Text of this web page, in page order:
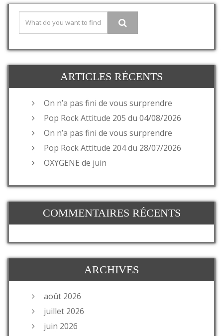
ARTICLES RÉCENTS
On n’a pas fini de vous surprendre
Pop Rock Attitude 205 du 04/08/2026
On n’a pas fini de vous surprendre
Pop Rock Attitude 204 du 28/07/2026
OXYGENE de juin
COMMENTAIRES RÉCENTS
ARCHIVES
août 2026
juillet 2026
juin 2026